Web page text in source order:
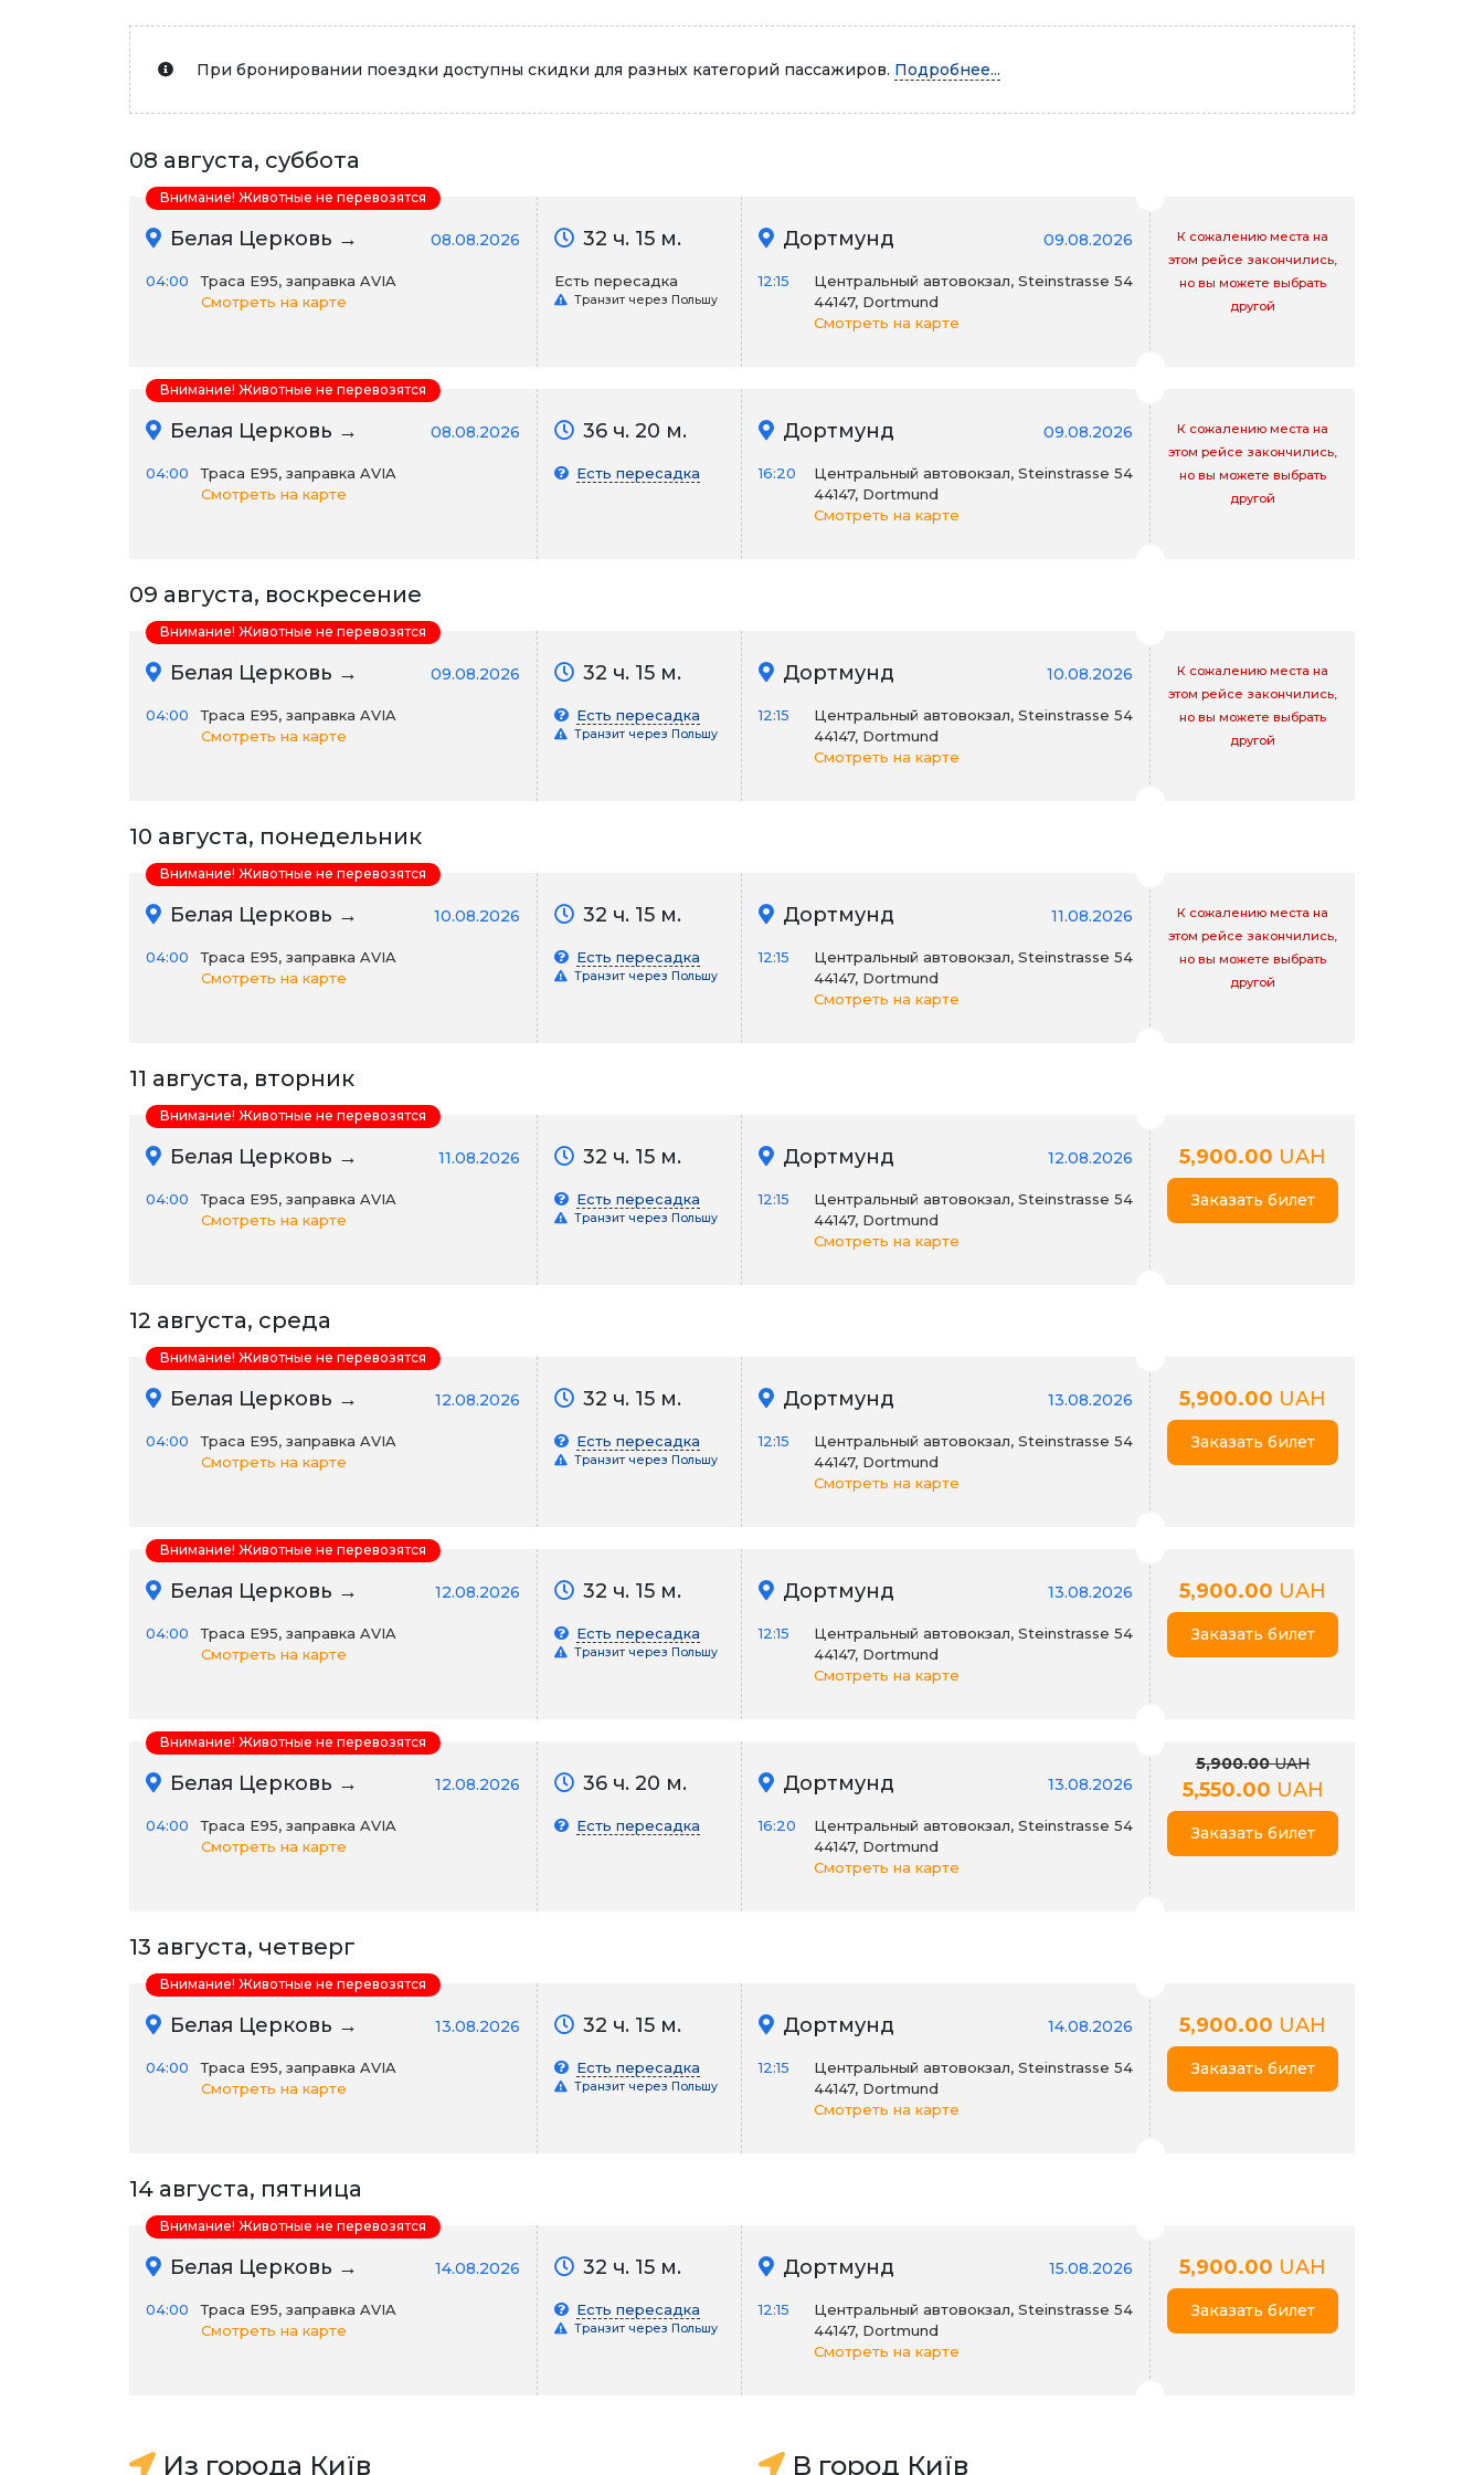
Автопарк
При бронировании поездки доступны скидки для разных категорий пассажиров. Подробнее...
08 августа, суббота
Белая Церковь → 08.08.2026
04:00
Траса E95, заправка AVIA
Смотреть на карте
32 ч. 15 м.
Есть пересадка
Транзит через Польшу
Дортмунд 09.08.2026
12:15
Центральный автовокзал, Steinstrasse 54
44147, Dortmund
Смотреть на карте
К сожалению места на
этом рейсе закончились,
но вы можете выбрать
другой
Внимание! Животные не перевозятся
Белая Церковь → 08.08.2026
04:00
Траса E95, заправка AVIA
Смотреть на карте
36 ч. 20 м.
Есть пересадка
Дортмунд 09.08.2026
16:20
Центральный автовокзал, Steinstrasse 54
44147, Dortmund
Смотреть на карте
К сожалению места на
этом рейсе закончились,
но вы можете выбрать
другой
Внимание! Животные не перевозятся
09 августа, воскресение
Белая Церковь → 09.08.2026
04:00
Траса E95, заправка AVIA
Смотреть на карте
32 ч. 15 м.
Есть пересадка
Транзит через Польшу
Дортмунд 10.08.2026
12:15
Центральный автовокзал, Steinstrasse 54
44147, Dortmund
Смотреть на карте
К сожалению места на
этом рейсе закончились,
но вы можете выбрать
другой
Внимание! Животные не перевозятся
10 августа, понедельник
Белая Церковь → 10.08.2026
04:00
Траса E95, заправка AVIA
Смотреть на карте
32 ч. 15 м.
Есть пересадка
Транзит через Польшу
Дортмунд 11.08.2026
12:15
Центральный автовокзал, Steinstrasse 54
44147, Dortmund
Смотреть на карте
К сожалению места на
этом рейсе закончились,
но вы можете выбрать
другой
Внимание! Животные не перевозятся
11 августа, вторник
Белая Церковь → 11.08.2026
04:00
Траса E95, заправка AVIA
Смотреть на карте
32 ч. 15 м.
Есть пересадка
Транзит через Польшу
Дортмунд 12.08.2026
12:15
Центральный автовокзал, Steinstrasse 54
44147, Dortmund
Смотреть на карте
5,900.00 UAH
Заказать билет
Внимание! Животные не перевозятся
12 августа, среда
Белая Церковь → 12.08.2026
04:00
Траса E95, заправка AVIA
Смотреть на карте
32 ч. 15 м.
Есть пересадка
Транзит через Польшу
Дортмунд 13.08.2026
12:15
Центральный автовокзал, Steinstrasse 54
44147, Dortmund
Смотреть на карте
5,900.00 UAH
Заказать билет
Внимание! Животные не перевозятся
Белая Церковь → 12.08.2026
04:00
Траса E95, заправка AVIA
Смотреть на карте
32 ч. 15 м.
Есть пересадка
Транзит через Польшу
Дортмунд 13.08.2026
12:15
Центральный автовокзал, Steinstrasse 54
44147, Dortmund
Смотреть на карте
5,900.00 UAH
Заказать билет
Внимание! Животные не перевозятся
Белая Церковь → 12.08.2026
04:00
Траса E95, заправка AVIA
Смотреть на карте
36 ч. 20 м.
Есть пересадка
Дортмунд 13.08.2026
16:20
Центральный автовокзал, Steinstrasse 54
44147, Dortmund
Смотреть на карте
5,900.00UAH
5,550.00 UAH
Заказать билет
Внимание! Животные не перевозятся
13 августа, четверг
Белая Церковь → 13.08.2026
04:00
Траса E95, заправка AVIA
Смотреть на карте
32 ч. 15 м.
Есть пересадка
Транзит через Польшу
Дортмунд 14.08.2026
12:15
Центральный автовокзал, Steinstrasse 54
44147, Dortmund
Смотреть на карте
5,900.00 UAH
Заказать билет
Внимание! Животные не перевозятся
14 августа, пятница
Белая Церковь → 14.08.2026
04:00
Траса E95, заправка AVIA
Смотреть на карте
32 ч. 15 м.
Есть пересадка
Транзит через Польшу
Дортмунд 15.08.2026
12:15
Центральный автовокзал, Steinstrasse 54
44147, Dortmund
Смотреть на карте
5,900.00 UAH
Заказать билет
Внимание! Животные не перевозятся
Из города Київ В город Київ